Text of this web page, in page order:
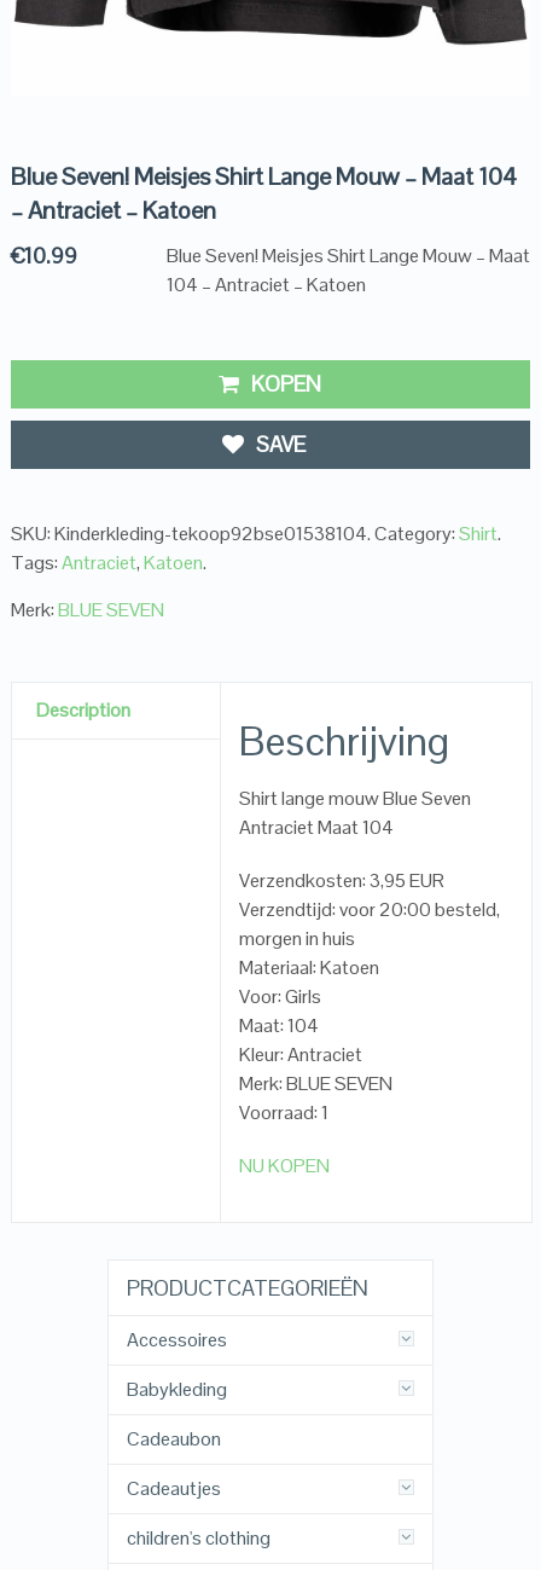
Blue Seven! Meisjes Shirt Lange Mouw – Maat 104
– Antraciet – Katoen
€10.99
Blue Seven! Meisjes Shirt Lange Mouw – Maat
104 – Antraciet – Katoen
KOPEN
SAVE
SKU:Kinderkleding-tekoop92bse01538104.Category:Shirt.
Tags:Antraciet,Katoen.
Merk:BLUE SEVEN
Description
Beschrijving
Shirt lange mouw Blue Seven
Antraciet Maat 104
Verzendkosten: 3,95 EUR
Verzendtijd: voor 20:00 besteld,
morgen in huis
Materiaal: Katoen
Voor: Girls
Maat: 104
Kleur: Antraciet
Merk: BLUE SEVEN
Voorraad: 1
NU KOPEN
PRODUCTCATEGORIEËN
Accessoires
Babykleding
Cadeaubon
Cadeautjes
children's clothing